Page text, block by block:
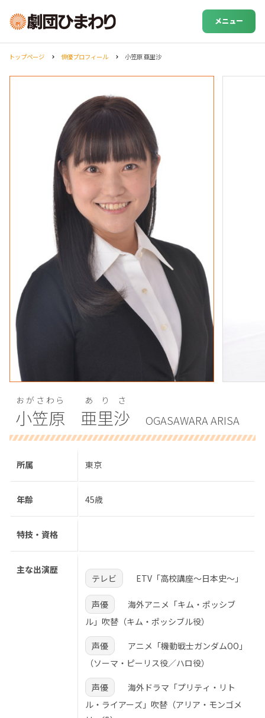
メニュー
トップページ 俳優プロフィール 小笠原 亜里沙
小笠原
おがさわら
亜里沙
ありさ
OGASAWARA ARISA
所属 東京
年齢 45歳
特技・資格
主な出演歴
テレビ ETV「高校講座～日本史～」
声優
海外アニメ「キム・ポッシブ
ル」吹替（キム・ポッシブル役）
声優
アニメ「機動戦士ガンダムOO」
（ソーマ・ピーリス役／ハロ役）
声優
海外ドラマ「プリティ・リト
ル・ライアーズ」吹替（アリア・モンゴメ